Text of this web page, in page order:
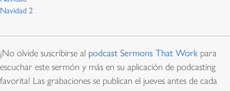
Navidad 2
¡No olvide suscribirse al podcast Sermons That Workpara
escuchar este sermón y más en su aplicación de podcasting
favorita! Las grabaciones se publican el jueves antes de cada